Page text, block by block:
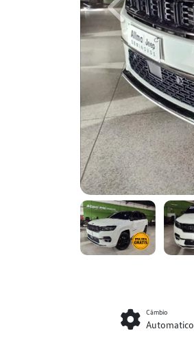
Previous
Câmbio
Automatico